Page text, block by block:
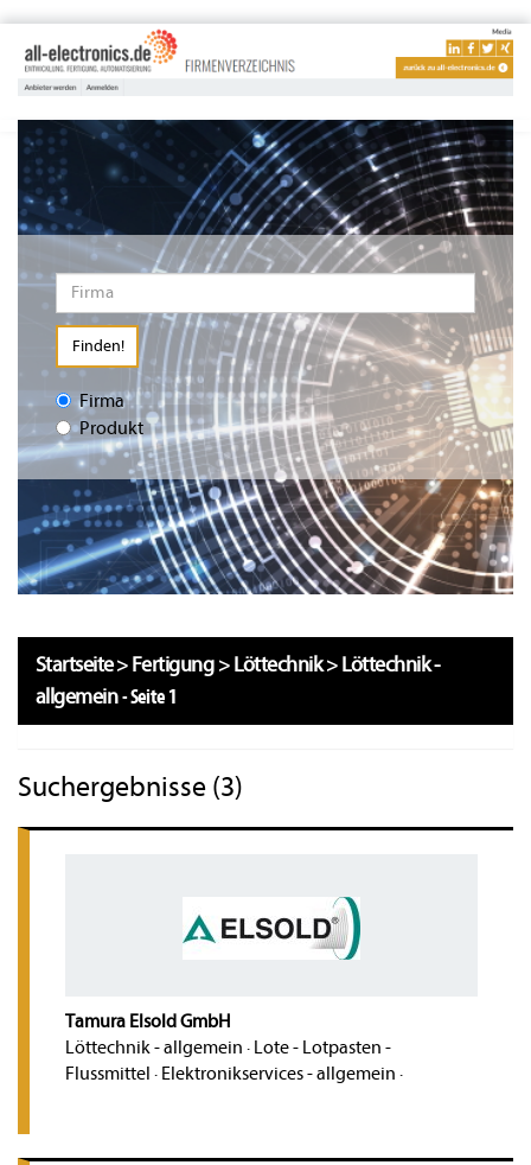
Finden!
Firma
Produkt
Startseite>Fertigung >Löttechnik >Löttechnik -
allgemein-Seite 1
Suchergebnisse (3)
Tamura Elsold GmbH
Löttechnik - allgemein · Lote - Lotpasten -
Flussmittel · Elektronikservices - allgemein ·